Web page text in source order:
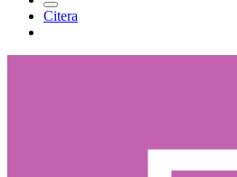
Citera